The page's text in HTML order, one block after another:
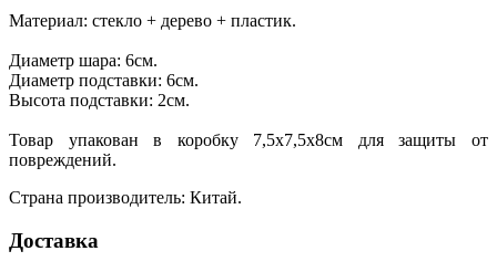
Материал: стекло + дерево + пластик.
Диаметр шара: 6см.
Диаметр подставки: 6см.
Высота подставки: 2см.
Товар упакован в коробку 7,5х7,5х8см для защиты от
повреждений.
Страна производитель: Китай.
Доставка